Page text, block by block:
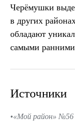
Черёмушки
в других
обладают
самыми
Источники
«Мой район»